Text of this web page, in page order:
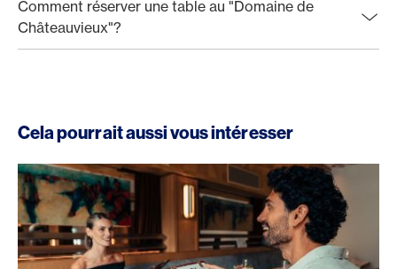
Comment réserver une table au "Domaine de
Châteauvieux"?
Cela pourrait aussi vous intéresser